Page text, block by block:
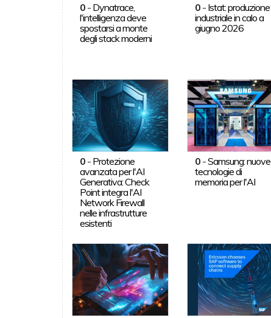
0- Dynatrace,
l'intelligenza deve
spostarsi a monte
degli stack moderni
0 - Istat: produzione
industriale in calo a
giugno 2026
0- Protezione
avanzata per l'AI
Generativa: Check
Point integra l'AI
Network Firewall
nelle infrastrutture
esistenti
0 -Samsung: nuove
tecnologie di
memoria per l'AI